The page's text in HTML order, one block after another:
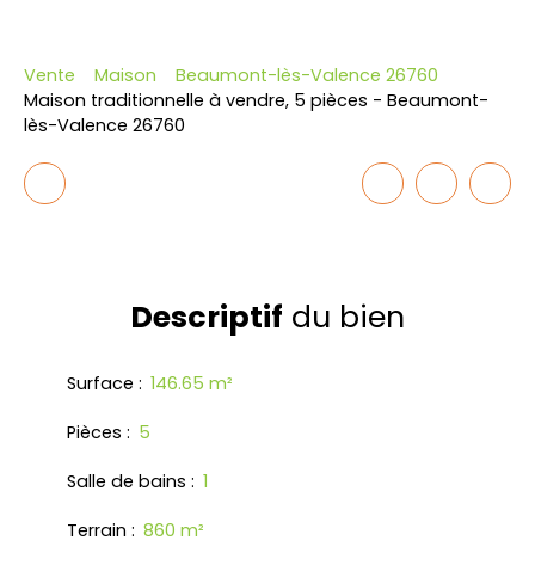
Vente Maison
Beaumont-lès-Valence 26760
Maison traditionnelle à vendre, 5 pièces - Beaumont-
lès-Valence 26760
Descriptif du bien
Surface : 146.65 m²
Pièces : 5
Salle de bains : 1
Terrain : 860 m²